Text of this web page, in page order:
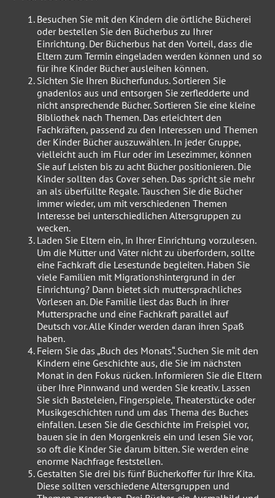
Besuchen Sie mit den Kindern die örtliche Bücherei
oder bestellen Sie den Bücherbus zu Ihrer
Einrichtung. Der Bücherbus hat den Vorteil, dass die
Eltern zum Termin eingeladen werden können und so
für ihre Kinder Bücher ausleihen können.
Sichten Sie Ihren Bücherfundus. Sortieren Sie
gnadenlos aus und entsorgen Sie zerfledderte und
nicht ansprechende Bücher. Sortieren Sie eine kleine
Bibliothek nach Themen. Das erleichtert den
Fachkräften, passend zu den Interessen und Themen
der Kinder Bücher auszuwählen. In jeder Gruppe,
vielleicht auch im Flur oder im Lesezimmer, können
Sie auf Leisten bis zu acht Bücher positionieren. Die
Kinder sollten das Cover sehen. Das spricht sie mehr
an als überfüllte Regale. Tauschen Sie die Bücher
immer wieder, um mit verschiedenen Themen
Interesse bei unterschiedlichen Altersgruppen zu
wecken.
Laden Sie Eltern ein, in Ihrer Einrichtung vorzulesen.
Um die Mütter und Väter nicht zu überfordern, sollte
eine Fachkraft die Lesestunde begleiten. Haben Sie
viele Familien mit Migrationshintergrund in der
Einrichtung? Dann bietet sich muttersprachliches
Vorlesen an. Die Familie liest das Buch in ihrer
Muttersprache und eine Fachkraft parallel auf
Deutsch vor. Alle Kinder werden daran ihren Spaß
haben.
Feiern Sie das „Buch des Monats“. Suchen Sie mit den
Kindern eine Geschichte aus, die Sie im nächsten
Monat in den Fokus rücken. Informieren Sie die Eltern
über Ihre Pinnwand und werden Sie kreativ. Lassen
Sie sich Basteleien, Fingerspiele, Theaterstücke oder
Musikgeschichten rund um das Thema des Buches
einfallen. Lesen Sie die Geschichte im Freispiel vor,
bauen sie in den Morgenkreis ein und lesen Sie vor,
so oft die Kinder Sie darum bitten. Sie werden eine
enorme Nachfrage feststellen.
Gestalten Sie drei bis fünf Bücherkoffer für Ihre Kita.
Diese sollten verschiedene Altersgruppen und